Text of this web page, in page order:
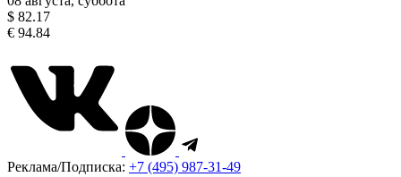
$ 82.17
€ 94.84
Реклама/Подписка: +7 (495) 987-31-49